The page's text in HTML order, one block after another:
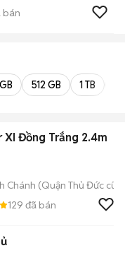
bán
512 GB 1 TB
Đồng Trắng 2.4m
Chánh (Quận Thủ Đức cũ)
129 đã bán